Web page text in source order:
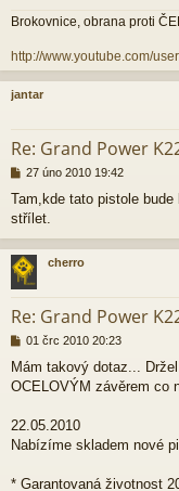
Brokovnice, obrana proti
http://www.youtube.com/
jantar
Re: Grand Power
P
í
s
p
ě
v
e
k
27 úno 2010 19:42
Tam,kde tato pistole
střílet.
cherro
Re: Grand Power
P
í
s
ě
e
01 črc 2010 20:23
Mám takový dotaz...
OCELOVÝM závěrem co
22.05.2010
Nabízíme skladem nové
* Garantovaná životnost